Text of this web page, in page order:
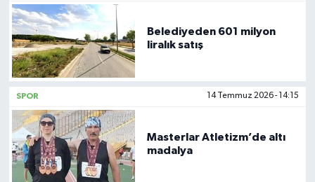
Belediyeden 601 milyon
liralık satış
SPOR 14 Temmuz 2026 - 14:15
Masterlar Atletizm’de altı
madalya